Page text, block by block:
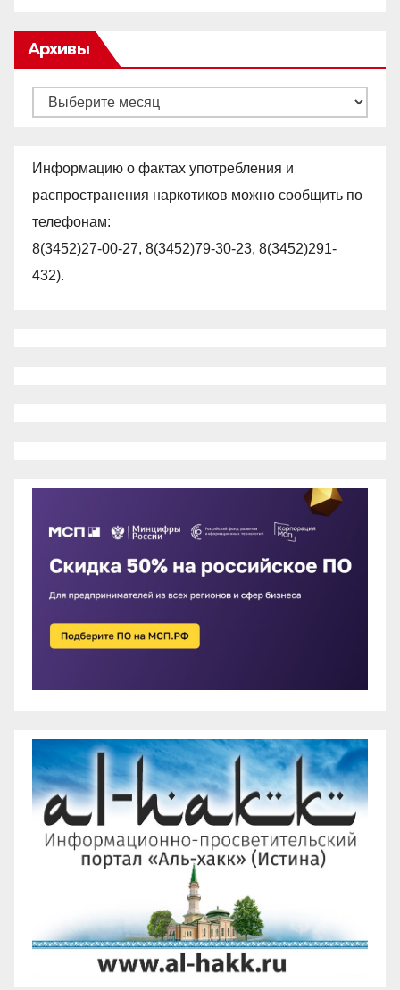
Архивы
Архивы
Информацию о фактах употребления и
распространения наркотиков можно сообщить по
телефонам:
8(3452)27-00-27, 8(3452)79-30-23, 8(3452)291-
432).